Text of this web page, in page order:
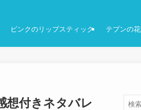
ピンクのリップスティック テプンの
想付きネタバレ